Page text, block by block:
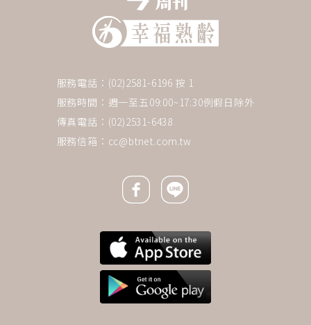
服務電話：(02)2581-6196 按 1
服務時間：週一至五09:00~17:30例假日除外
傳真電話：(02)2531-6438
服務信箱： cc@btnet.com.tw
Facebook icon
Line icon